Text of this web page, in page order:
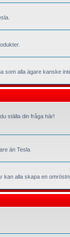
som alla ägare kanske
ställa din fråga här!
än Tesla
kan alla skapa en